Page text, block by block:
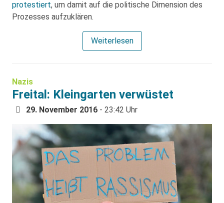
protestiert, um damit auf die politische Dimension des
Prozesses aufzuklären.
Weiterlesen
Nazis
Freital: Kleingarten verwüstet
29. November 2016 - 23:42 Uhr